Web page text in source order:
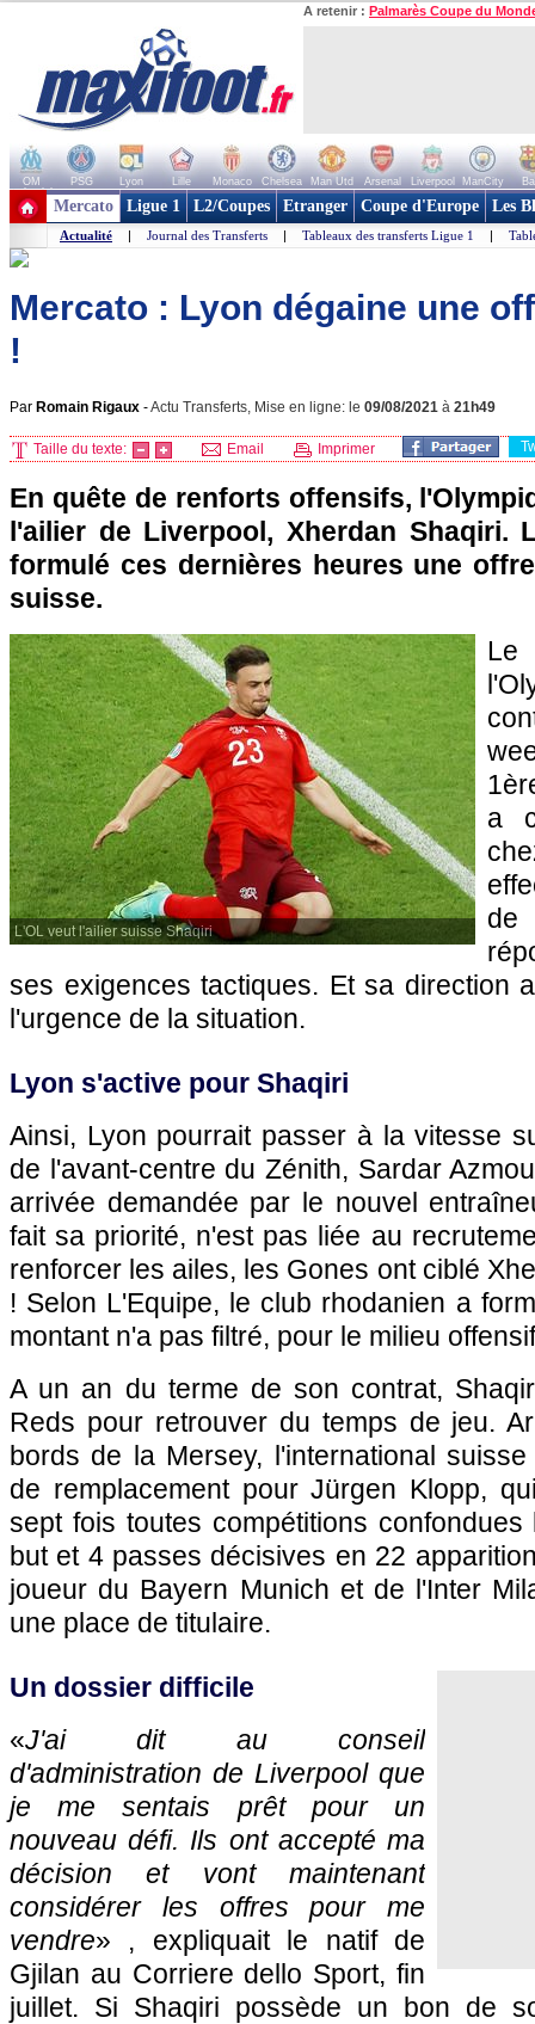
A retenir : Palmarès Coupe du
OM PSG Lyon Lille Monaco Chelsea Man Utd Arsenal Liverpool ManCity
+ de clubs
Mercato Ligue 1 L2/Coupes Etranger Coupe d'Europe Les
Actualité | Journal des Transferts | Tableaux des transferts Ligue 1 |
Mercato : Lyon dégaine une
!
Par Romain Rigaux -Actu Transferts, Mise en ligne: le 09/08/2021 à 21h49
Taille du texte: Email Imprimer
En quête de renforts offensifs,
l'ailier de Liverpool, Xherdan Shaqiri.
formulé ces dernières heures une
suisse.
L'OL veut l'ailier suisse Shaqiri
a
ses exigences tactiques. Et sa direction
l'urgence de la situation.
Lyon s'active pour Shaqiri
Ainsi, Lyon pourrait passer à la vitesse
de l'avant-centre du Zénith, Sardar
arrivée demandée par le nouvel
fait sa priorité, n'est pas liée au
renforcer les ailes, les Gones ont ciblé
! Selon L'Equipe, le club rhodanien a
montant n'a pas filtré, pour le milieu
A un an du terme de son contrat,
Reds pour retrouver du temps de jeu.
bords de la Mersey, l'international
de remplacement pour Jürgen Klopp,
sept fois toutes compétitions
but et 4 passes décisives en 22
joueur du Bayern Munich et de l'Inter
une place de titulaire.
Un dossier difficile
«J'ai dit au conseil
d'administration de Liverpool que
je me sentais prêt pour un
nouveau défi. Ils ont accepté ma
décision et vont maintenant
considérer les offres pour me
vendre» , expliquait le natif de
Gjilan au Corriere dello Sport, fin
juillet. Si Shaqiri possède un bon de